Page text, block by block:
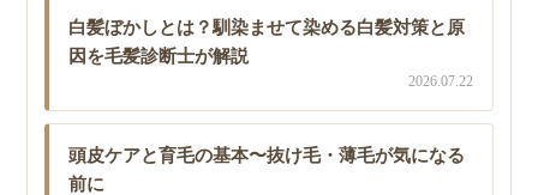
白髪ぼかしとは？馴染ませて染める白髪対策と原
因を毛髪診断士が解説
2026.07.22
頭皮ケアと育毛の基本〜抜け毛・薄毛が気になる
前に